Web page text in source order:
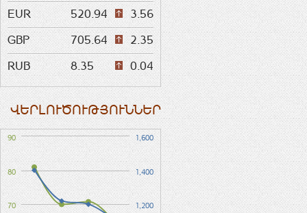
EUR
520.94
3.56
GBP
705.64
2.35
RUB
8.35 0.04
ՎԵՐԼՈՒԾՈՒԹՅՈՒՆՆԵՐ
70
80
90
1,200
1,400
1,600